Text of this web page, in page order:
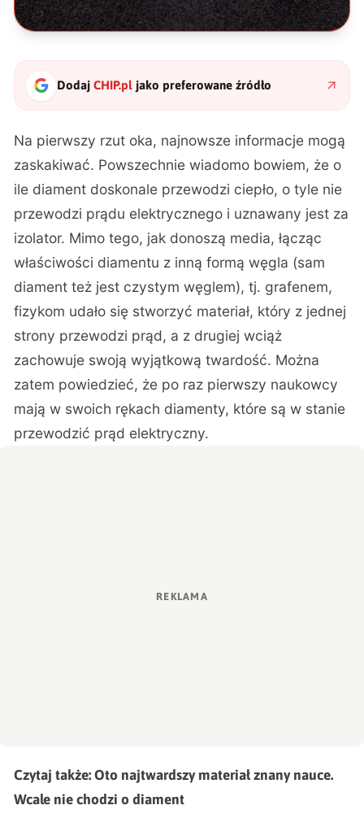
DodajCHIP.pl jako preferowane źródło
Na pierwszy rzut oka, najnowsze informacje mogą
zaskakiwać. Powszechnie wiadomo bowiem, że o
ile diament doskonale przewodzi ciepło, o tyle nie
przewodzi prądu elektrycznego i uznawany jest za
izolator. Mimo tego, jak donoszą media, łącząc
właściwości diamentu z inną formą węgla (sam
diament też jest czystym węglem), tj. grafenem,
fizykom udało się stworzyć materiał, który z jednej
strony przewodzi prąd, a z drugiej wciąż
zachowuje swoją wyjątkową twardość. Można
zatem powiedzieć, że po raz pierwszy naukowcy
mają w swoich rękach diamenty, które są w stanie
przewodzić prąd elektryczny.
Czytaj także:Oto najtwardszy materiał znany nauce.
Wcale nie chodzi o diament